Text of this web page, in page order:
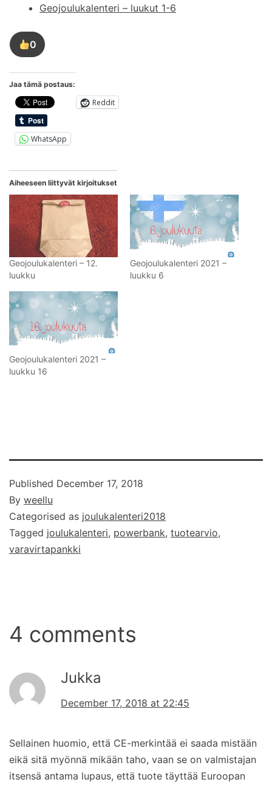
Geojoulukalenteri – luukut 1-6
0
Tykkää
tästä
Jaa tämä postaus:
Reddit
WhatsApp
Aiheeseen liittyvät kirjoitukset
Geojoulukalenteri – 12.
luukku
Geojoulukalenteri 2021 –
luukku 6
Geojoulukalenteri 2021 –
luukku 16
Published December 17, 2018
By weellu
Categorised as joulukalenteri2018
Tagged joulukalenteri, powerbank, tuotearvio,
varavirtapankki
4 comments
Jukka
December 17, 2018 at 22:45
Sellainen huomio, että CE-merkintää ei saada mistään
eikä sitä myönnä mikään taho, vaan se on valmistajan
itsensä antama lupaus, että tuote täyttää Euroopan